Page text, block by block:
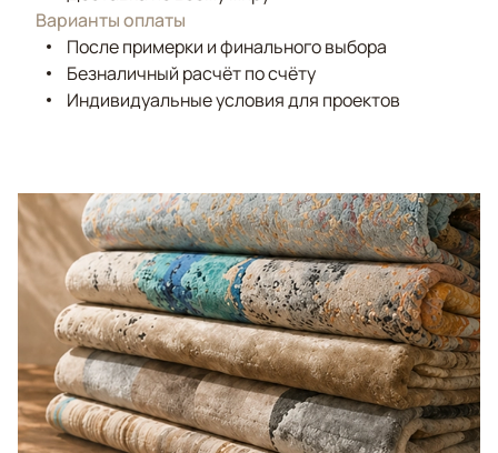
Варианты оплаты
После примерки и финального выбора
Безналичный расчёт по счёту
Индивидуальные условия для проектов